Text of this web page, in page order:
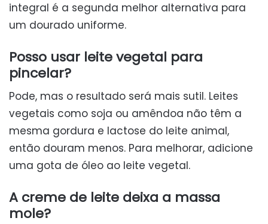
integral é a segunda melhor alternativa para
um dourado uniforme.
Posso usar leite vegetal para
pincelar?
Pode, mas o resultado será mais sutil. Leites
vegetais como soja ou amêndoa não têm a
mesma gordura e lactose do leite animal,
então douram menos. Para melhorar, adicione
uma gota de óleo ao leite vegetal.
A creme de leite deixa a massa
mole?